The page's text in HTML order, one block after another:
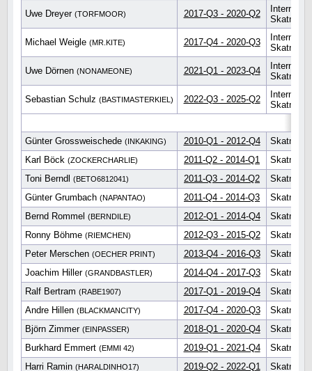
Uwe Dreyer (TORFMOOR) 2017-Q3 - 2020-Q2
Michael Weigle (MR.KITE) 2017-Q4 - 2020-Q3
Uwe Dörnen (NONAMEONE) 2021-Q1 - 2023-Q4
Sebastian Schulz (BASTIMASTERKIEL) 2022-Q3 - 2025-Q2
Günter Grossweischede (INKAKING) 2010-Q1 - 2012-Q4
Karl Böck (ZOCKERCHARLIE) 2011-Q2 - 2014-Q1
Toni Berndl
(BETO6812041) 2011-Q3 - 2014-Q2
Günter Grumbach (NAPANTAO) 2011-Q4 - 2014-Q3
Bernd Rommel (BERNDILE) 2012-Q1 - 2014-Q4
Ronny Böhme (RIEMCHEN) 2012-Q3 - 2015-Q2
Peter Merschen (OECHER PRINT) 2013-Q4 - 2016-Q3
Joachim Hiller (GRANDBASTLER) 2014-Q4 - 2017-Q3
Ralf Bertram (RABE1907) 2017-Q1 - 2019-Q4
Andre Hillen (BLACKMANCITY) 2017-Q4 - 2020-Q3
Björn Zimmer (EINPASSER) 2018-Q1 - 2020-Q4
Burkhard Emmert (EMMI 42) 2019-Q1 - 2021-Q4
Harri Ramin (HARALDINHO17) 2019-Q2 - 2022-Q1